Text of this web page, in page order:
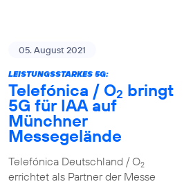
05. August 2021
LEISTUNGSSTARKES 5G:
Telefónica / O2 bringt
5G für IAA auf
Münchner
Messegelände
Telefónica Deutschland / O2
errichtet als Partner der Messe